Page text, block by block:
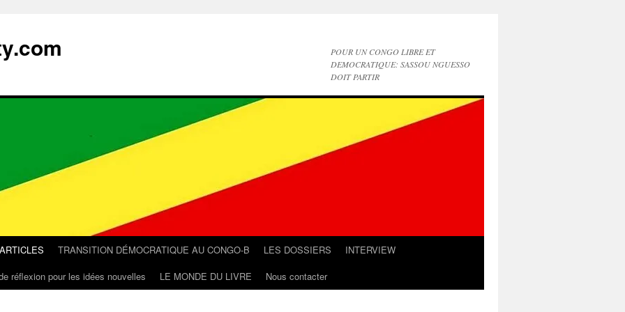
POUR UN CONGO LIBRE ET
DEMOCRATIQUE: SASSOU NGUESSO
DOIT PARTIR
TRANSITION DÉMOCRATIQUE AU CONGO-B LES DOSSIERS
INTERVIEW
réflexion pour les idées nouvelles LE MONDE DU LIVRE Nous contacter